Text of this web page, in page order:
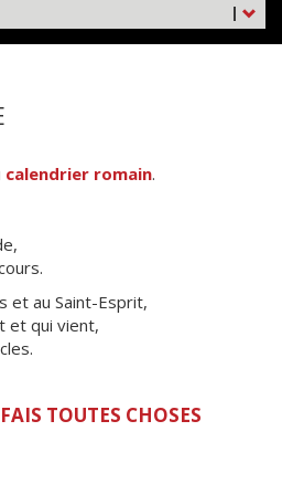
|
calendrier romain.
et au Saint-Esprit,
et qui vient,
TOUTES CHOSES